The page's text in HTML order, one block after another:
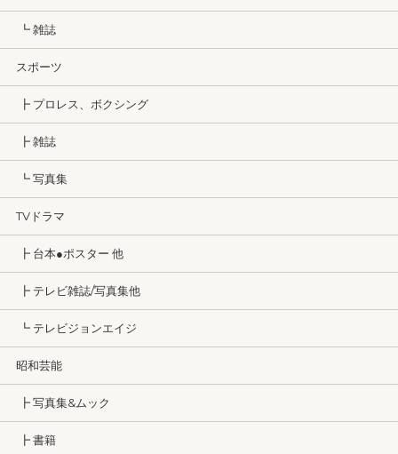
┗ 雑誌
スポーツ
┣ プロレス、ボクシング
┣ 雑誌
┗ 写真集
TVドラマ
┣ 台本●ポスター 他
┣ テレビ雑誌/写真集他
┗ テレビジョンエイジ
昭和芸能
┣ 写真集&ムック
┣ 書籍